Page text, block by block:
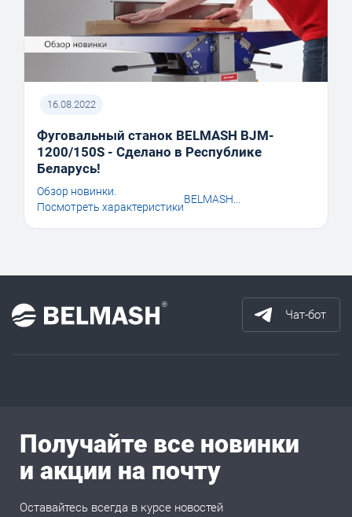
16.08.2022
Фуговальный станок BELMASH BJM-
1200/150S - Сделано в Республике
Беларусь!
Обзор новинки.
Посмотреть характеристики
BELMASH...
Чат-бот
Получайте все новинки
и акции на почту
Оставайтесь всегда в курсе новостей